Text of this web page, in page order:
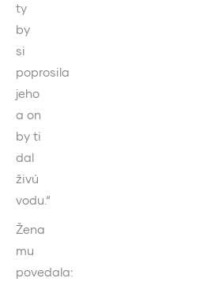
ty
by
si
poprosila
jeho
a on
by ti
dal
živú
vodu.“
Žena
mu
povedala: